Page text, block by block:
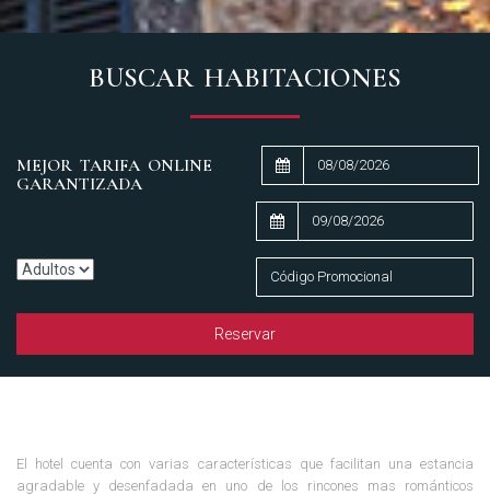
BUSCAR HABITACIONES
MEJOR TARIFA ONLINE
GARANTIZADA
Reservar
El hotel cuenta con varias características que facilitan una estancia
agradable y desenfadada en uno de los rincones mas románticos